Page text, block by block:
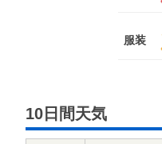
服装
10日間天気